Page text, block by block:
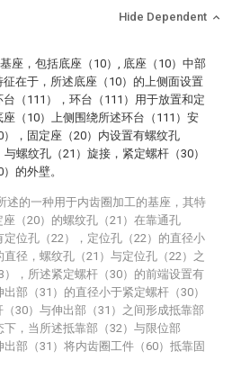
Hide Dependent
座，包括底座（10）, 底座（10）中部
在于，所述底座（10）的上侧面设置
（111），环台（111）用于放置和定
（10）上侧围绕所述环台（111）安
，固定座（20）内设置有螺纹孔
与螺纹孔（21）旋接，紧定螺杆（30）
的外壁。
述的一种用于内齿圈加工的基座，其特
（20）的螺纹孔（21）在靠通孔
定位孔（22），定位孔（22）的直径小
径，螺纹孔（21）与定位孔（22）之
），所述紧定螺杆（30）的前端设置有
部（31）的直径小于紧定螺杆（30）
30）与伸出部（31）之间形成抵靠部
下，当所述抵靠部（32）与限位部
出部（31）将内齿圈工件（60）抵靠固